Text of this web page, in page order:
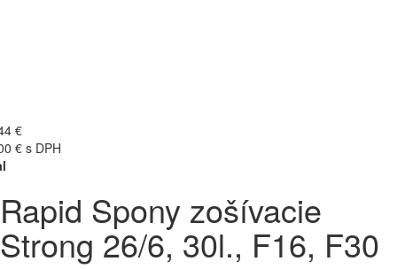
€
€ s DPH
Rapid Spony zošívacie
Strong 26/6, 30l., F16, F30